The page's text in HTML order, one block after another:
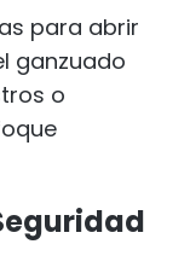
para abrir
ganzuado
o